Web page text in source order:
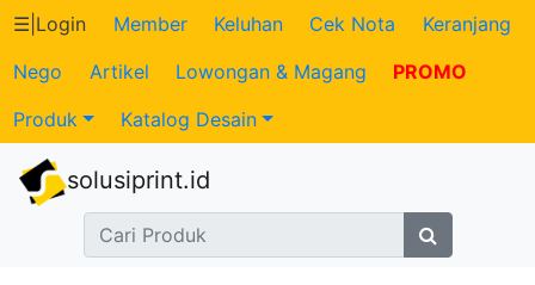
Katalog
Produk
Petugas
☰ Login Member Keluhan Cek Nota
Keranjang
Nego
Artikel Lowongan & Magang
PROMO
Produk
Katalog Desain
solusiprint.id